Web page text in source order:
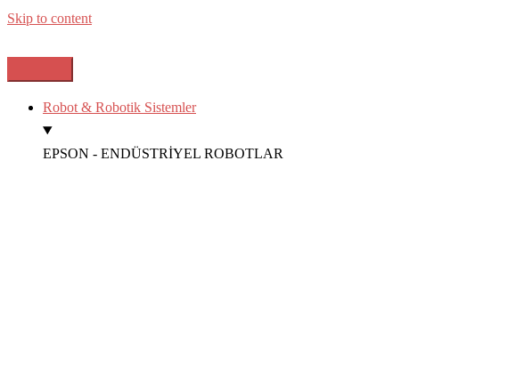
Skip to content
Robot & Robotik Sistemler
EPSON - ENDÜSTRİYEL ROBOTLAR